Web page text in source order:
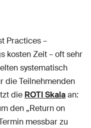
Practices –
kosten Zeit – oft sehr
systematisch
die Teilnehmenden
die ROTI Skalaan:
den „Return on
messbar zu